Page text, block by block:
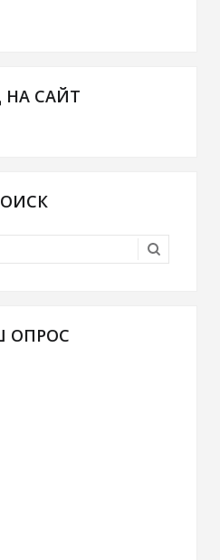
НА САЙТ
ОПРОС